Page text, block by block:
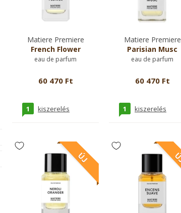
Matiere Premiere
French Flower
eau de parfum
60 470 Ft
1 kiszerelés
Matiere Premiere
Parisian Musc
eau de parfum
60 470 Ft
1 kiszerelés